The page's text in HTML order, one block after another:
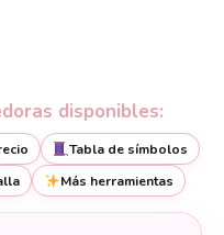
disponibles:
Tabla de símbolos
Más herramientas